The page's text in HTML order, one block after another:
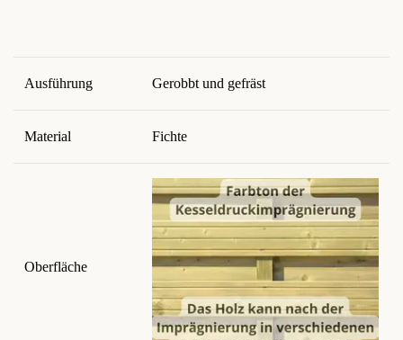
Ausführung Gerobbt und gefräst
Material Fichte
Oberfläche